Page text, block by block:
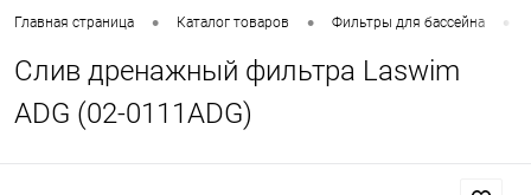
Главная страница • Каталог товаров • Фильтры для бассейна •
Слив дренажный фильтра Laswim
ADG (02-0111ADG)